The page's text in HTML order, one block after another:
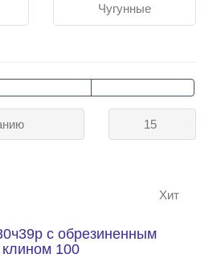
Чугунные
15
Хит
Нашли дешевле?
с обрезиненным
клином 100